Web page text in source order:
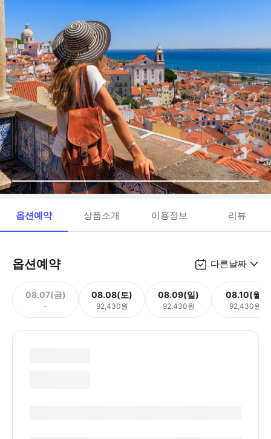
옵션예약 상품소개 이용정보 리뷰
옵션예약 다른날짜
08.07(금)
-
08.08(토)
92,430원
08.09(일)
92,430원
08.10(월)
92,430원